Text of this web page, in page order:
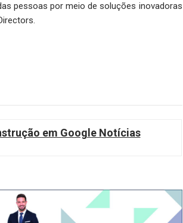
pessoas por meio de soluções inovadoras
em Google Notícias